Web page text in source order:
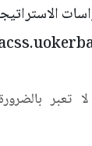
لا تعبر